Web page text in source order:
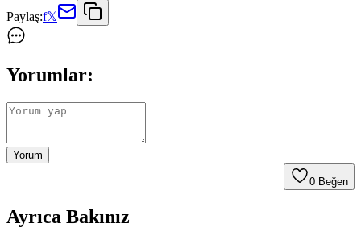
Paylaş:f𝕏
Yorumlar:
Yorum
0 Beğen
Ayrıca Bakınız